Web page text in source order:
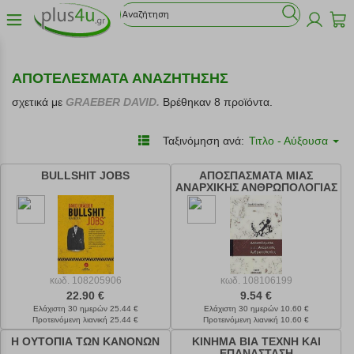
ΑΠΟΤΕΛΕΣΜΑΤΑ ΑΝΑΖΗΤΗΣΗΣ
σχετικά με GRAEBER DAVID. Βρέθηκαν 8 προϊόντα.
Ταξινόμηση ανά: Τιτλο - Αύξουσα
BULLSHIT JOBS
κωδ. 108205906
22.90 €
Ελάχιστη 30 ημερών 25.44 €
Προτεινόμενη λιανική 25.44 €
ΑΠΟΣΠΑΣΜΑΤΑ ΜΙΑΣ
ΑΝΑΡΧΙΚΗΣ ΑΝΘΡΩΠΟΛΟΓΙΑΣ
κωδ. 108106199
9.54 €
Ελάχιστη 30 ημερών 10.60 €
Προτεινόμενη λιανική 10.60 €
Η ΟΥΤΟΠΙΑ ΤΩΝ ΚΑΝΟΝΩΝ
ΚΙΝΗΜΑ ΒΙΑ ΤΕΧΝΗ ΚΑΙ